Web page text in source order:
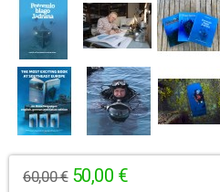
60,00 € 50,00 €